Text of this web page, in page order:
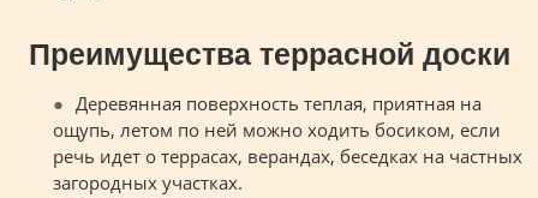
Преимущества террасной доски
Деревянная поверхность теплая, приятная на
ощупь, летом по ней можно ходить босиком, если
речь идет о террасах, верандах, беседках на частных
загородных участках.